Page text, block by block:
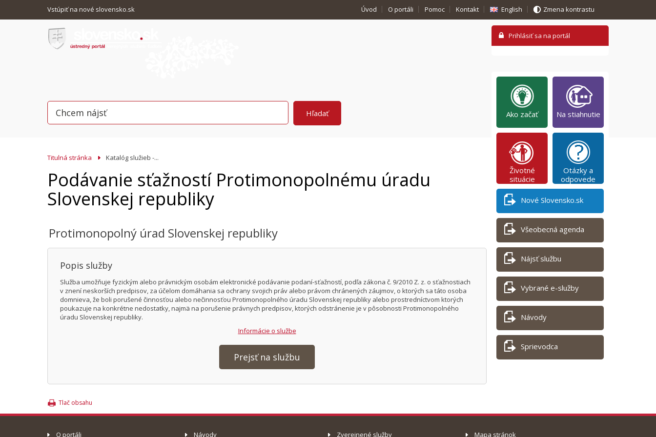
Vstúpiť na nové slovensko.sk Úvod O portáli Pomoc Kontakt English Zmena kontrastu
Titulná stránka Katalóg služieb -...
Podávanie sťažností Protimonopolnému úradu
Slovenskej republiky
Protimonopolný úrad Slovenskej republiky
Popis služby
Služba umožňuje fyzickým alebo právnickým osobám elektronické podávanie podaní-sťažností, podľa zákona č. 9/2010 Z. z. o sťažnostiach
v znení neskorších predpisov, za účelom domáhania sa ochrany svojich práv alebo právom chránených záujmov, o ktorých sa táto osoba
domnieva, že boli porušené činnosťou alebo nečinnosťou Protimonopolného úradu Slovenskej republiky alebo prostredníctvom ktorých
poukazuje na konkrétne nedostatky, najmä na porušenie právnych predpisov, ktorých odstránenie je v pôsobnosti Protimonopolného
úradu Slovenskej republiky.
Informácie o službe
Prejsť na službu
Ako začať Na stiahnutie
Životné
situácie
Otázky a
odpovede
Nové Slovensko.sk
Všeobecná agenda
Nájsť službu
Vybrané e-služby
Návody
Sprievodca
Tlač obsahu
O portáli Návody Zverejnené služby Mapa stránok